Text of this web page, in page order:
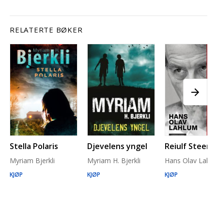
RELATERTE BØKER
Stella Polaris
Myriam Bjerkli
KJØP
Djevelens yngel
Myriam H. Bjerkli
KJØP
Reiulf Steen
Hans Olav
KJØP